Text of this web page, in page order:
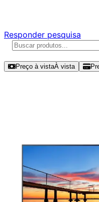
Responder pesquisa
Preço à vistaÀ vista